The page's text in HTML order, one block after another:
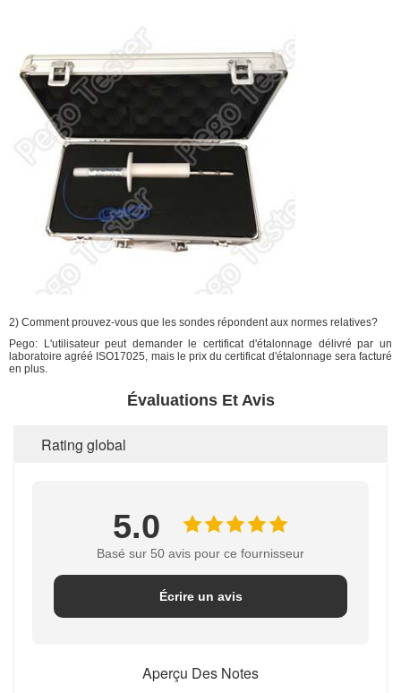
2) Comment prouvez-vous que les sondes répondent aux normes relatives?
Pego: L'utilisateur peut demander le certificat d'étalonnage délivré par un
laboratoire agréé ISO17025, mais le prix du certificat d'étalonnage sera facturé
en plus.
Évaluations Et Avis
Rating global
5.0
Basé sur 50 avis pour ce fournisseur
Écrire un avis
Aperçu Des Notes